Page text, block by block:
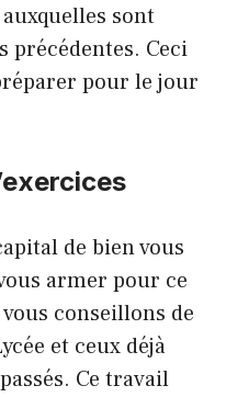
auxquelles sont
précédentes. Ceci
pour le jour
de bien vous
armer pour ce
conseillons de
et ceux déjà
Ce travail